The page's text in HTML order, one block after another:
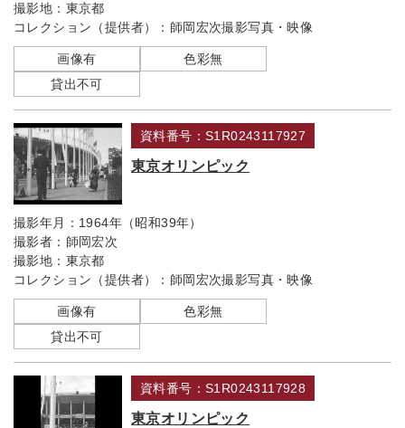
撮影地： 東京都
コレクション（提供者）： 師岡宏次撮影写真・映像
画像有
色彩無
貸出不可
資料番号：S1R0243117927
東京オリンピック
撮影年月： 1964年（昭和39年）
撮影者： 師岡宏次
撮影地： 東京都
コレクション（提供者）： 師岡宏次撮影写真・映像
画像有
色彩無
貸出不可
資料番号：S1R0243117928
東京オリンピック